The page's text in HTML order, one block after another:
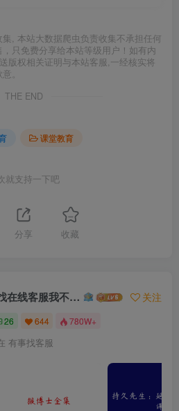
, 本站大数据爬虫负责收集不承担任何
只免费分享给本站等级用户！如有内
版权相关证明与本站客服,一经核实将
。
THE END
课堂教育
就支持一下吧
分享 收藏
自学联盟(找在线客服我不回信息的) 关注
26 644 780W+
有事找客服